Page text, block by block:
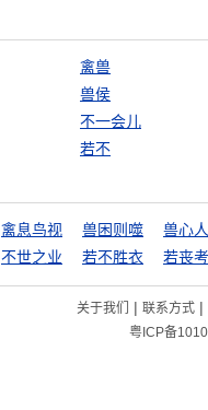
禽兽
兽侯
不一会儿
若不
禽息鸟视 兽困则噬
兽心
不世之业 若不胜衣 若丧
关于我们 | 联系方式|
粤ICP备